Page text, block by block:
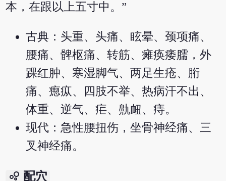
本，在跟以上五寸中。”
古典：头重、头痛、眩晕、颈项痛、
腰痛、髀枢痛、转筋、瘫痪痿臑，外
踝红肿、寒湿脚气、两足生疮、胻
痛、瘛疭、四肢不举、热病汗不出、
体重、逆气、疟、鼽衄、痔。
现代：急性腰扭伤，坐骨神经痛、三
叉神经痛。
bubble_chart 配穴